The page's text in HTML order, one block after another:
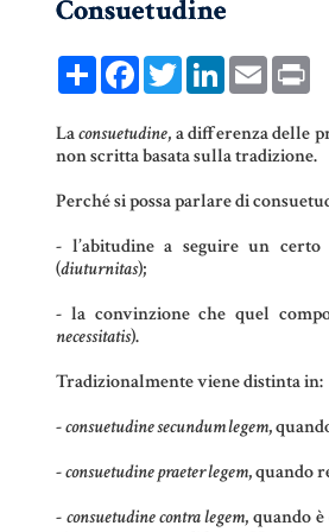
COMPRAVENDITA
MUTUO
RENT TO BUY
Consuetudine
ShareFacebookTwitterLinkedInEmail
Laconsuetudine, a differenza delle
non scritta basata sulla tradizione.
Perché si possa parlare di
- l’abitudine a seguire un
(diuturnitas);
- la convinzione che quel
necessitatis).
Tradizionalmente viene distinta in:
-consuetudine secundum legem,
-consuetudine praeter legem, quando
-consuetudine contra legem, quando